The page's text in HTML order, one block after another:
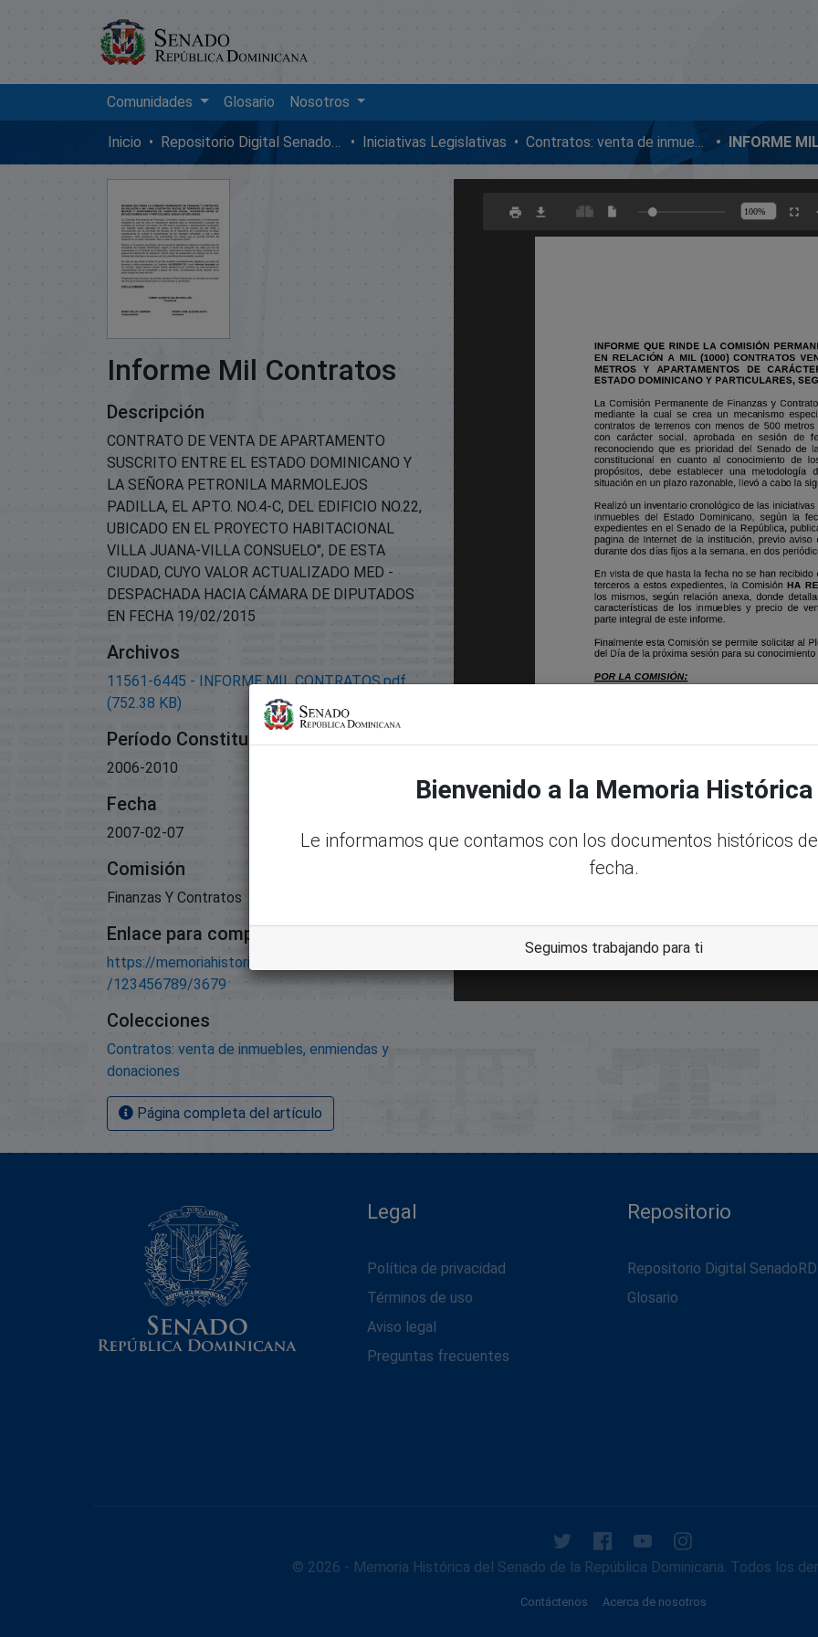
Comunidades Glosario Nosotros
Inicio Repositorio Digital SenadoRD Iniciativas Legislativas Contratos: venta de inmuebles, enmiendas y donaciones
Informe Mil Contratos
Descripción
CONTRATO DE VENTA DE APARTAMENTO
SUSCRITO ENTRE EL ESTADO DOMINICANO Y
LA SEÑORA PETRONILA MARMOLEJOS
PADILLA, EL APTO. NO.4-C, DEL EDIFICIO NO.22,
UBICADO EN EL PROYECTO HABITACIONAL
VILLA JUANA-VILLA CONSUELO", DE ESTA
CIUDAD, CUYO VALOR ACTUALIZADO MED -
DESPACHADA HACIA CÁMARA DE DIPUTADOS
EN FECHA 19/02/2015
Archivos
11561-6445 - INFORME MIL CONTRATOS.pdf
(752.38 KB)
Período Constitucional
2006-2010
Fecha
2007-02-07
Comisión
Finanzas Y Contratos
Enlace para compartir este artículo
https://memoriahistorica.senadord.gob.do/handle
/123456789/3679
Colecciones
Contratos: venta de inmuebles, enmiendas y
donaciones
Página completa del artículo
Legal
Política de privacidad
Términos de uso
Aviso legal
Preguntas frecuentes
Repositorio
Repositorio Digital SenadoRD
Glosario
© 2026 - Memoria Histórica del Senado de la República Dominicana. Todos los
Contáctenos Acerca de nosotros
Bienvenido a la Memoria Histórica
Le informamos que contamos con los documentos históricos
fecha.
Seguimos trabajando para ti